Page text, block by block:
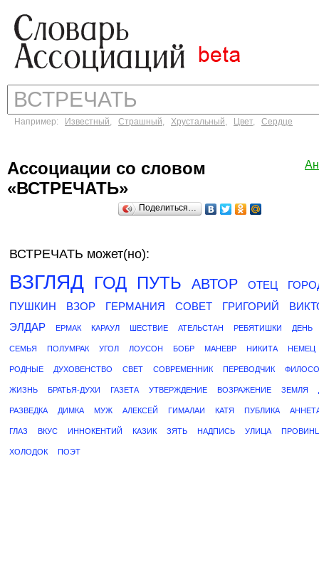
Например: Известный, Страшный, Хрустальный, Цвет, Сердце
Ассоциации со словом
«ВСТРЕЧАТЬ»
Поделиться…
ВСТРЕЧАТЬ может(но):
ВЗГЛЯД ГОД ПУТЬ АВТОР ОТЕЦ
ПУШКИН
ВЗОР ГЕРМАНИЯ СОВЕТ ГРИГОРИЙ
ЭЛДАР
ЕРМАК КАРАУЛ ШЕСТВИЕ АТЕЛЬСТАН РЕБЯТИШКИ ДЕНЬ
СЕМЬЯ ПОЛУМРАК УГОЛ ЛОУСОН БОБР МАНЕВР НИКИТА НЕМЕЦ
РОДНЫЕ ДУХОВЕНСТВО СВЕТ СОВРЕМЕННИК ПЕРЕВОДЧИК
ЖИЗНЬ БРАТЬЯ-ДУХИ ГАЗЕТА УТВЕРЖДЕНИЕ ВОЗРАЖЕНИЕ ЗЕМЛЯ
РАЗВЕДКА ДИМКА МУЖ АЛЕКСЕЙ ГИМАЛАИ КАТЯ ПУБЛИКА
ГЛАЗ ВКУС ИННОКЕНТИЙ КАЗИК ЗЯТЬ НАДПИСЬ УЛИЦА
ХОЛОДОК ПОЭТ